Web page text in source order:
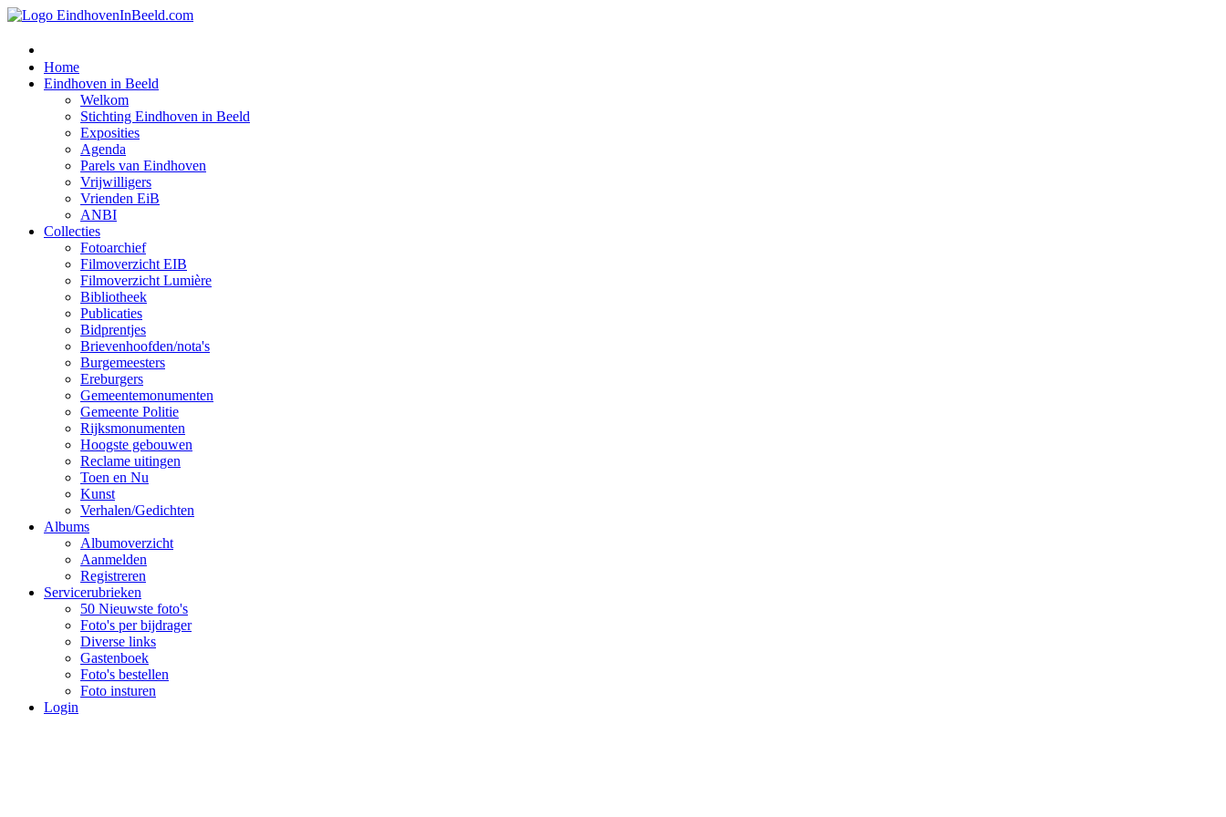
Home
Eindhoven in Beeld
Welkom
Stichting Eindhoven in Beeld
Exposities
Agenda
Parels van Eindhoven
Vrijwilligers
Vrienden EiB
ANBI
Collecties
Fotoarchief
Filmoverzicht EIB
Filmoverzicht Lumière
Bibliotheek
Publicaties
Bidprentjes
Brievenhoofden/nota's
Burgemeesters
Ereburgers
Gemeentemonumenten
Gemeente Politie
Rijksmonumenten
Hoogste gebouwen
Reclame uitingen
Toen en Nu
Kunst
Verhalen/Gedichten
Albums
Albumoverzicht
Aanmelden
Registreren
Servicerubrieken
50 Nieuwste foto's
Foto's per bijdrager
Diverse links
Gastenboek
Foto's bestellen
Foto insturen
Login